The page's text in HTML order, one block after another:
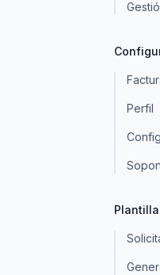
Perfil